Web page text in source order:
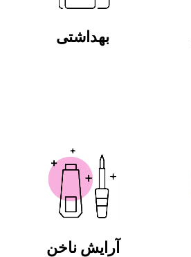
بهداشتی
آرایش ناخن